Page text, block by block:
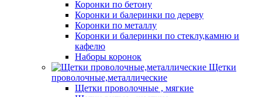
Коронки по бетону
Коронки и балеринки по дереву
Коронки по металлу
Коронки и балеринки по стеклу,камню и
кафелю
Наборы коронок
Щетки
проволочные,металлические
Щетки проволочные , мягкие